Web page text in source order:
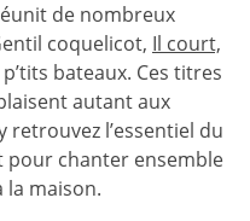
de nombreux
coquelicot, Il court,
bateaux. Ces titres
autant aux
retrouvez l’essentiel du
chanter ensemble
la maison.